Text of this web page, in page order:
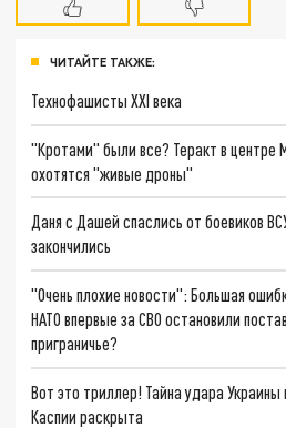
ЧИТАЙТЕ ТАКЖЕ:
Технофашисты XXI века
"Кротами" были все? Теракт в центре
охотятся "живые дроны"
Даня с Дашей спаслись от боевиков
закончились
"Очень плохие новости": Большая
НАТО впервые за СВО остановили
приграничье?
Вот это триллер! Тайна удара Украины
Каспии раскрыта